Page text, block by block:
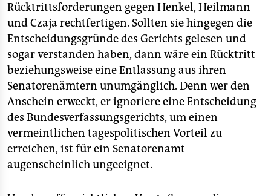
Rücktrittsforderungen gegen Henkel, Heilmann
und Czaja rechtfertigen. Sollten sie hingegen die
Entscheidungsgründe des Gerichts gelesen und
sogar verstanden haben, dann wäre ein Rücktritt
beziehungsweise eine Entlassung aus ihren
Senatorenämtern unumgänglich. Denn wer den
Anschein erweckt, er ignoriere eine Entscheidung
des Bundesverfassungsgerichts, um einen
vermeintlichen tagespolitischen Vorteil zu
erreichen, ist für ein Senatorenamt
augenscheinlich ungeeignet.